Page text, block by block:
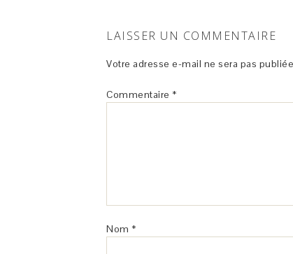
LAISSER UN COMMENTAIRE
Votre adresse e-mail ne sera pas
Commentaire *
Nom *